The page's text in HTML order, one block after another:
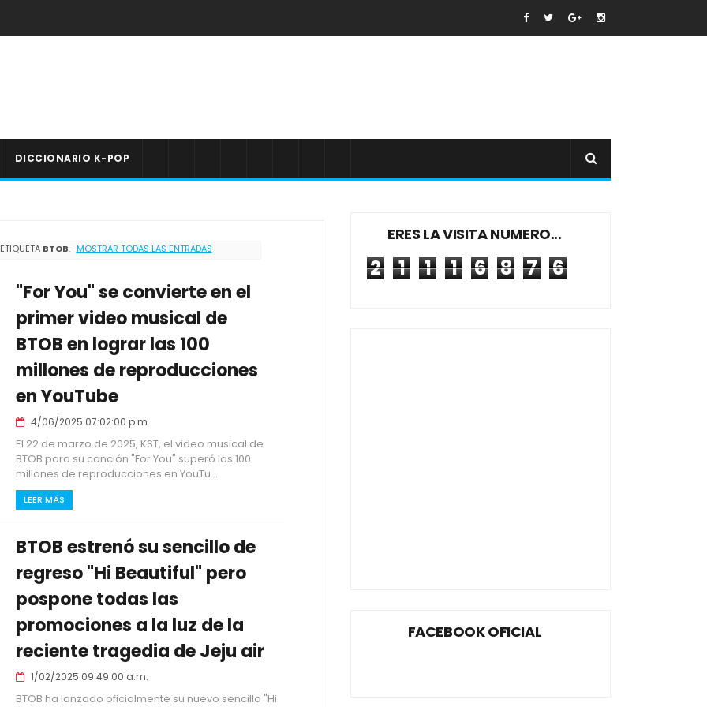
DICCIONARIO K-POP
BTOB. MOSTRAR TODAS LAS ENTRADAS
"For You" se convierte en el
primer video musical de
BTOB en lograr las 100
millones de reproducciones
en YouTube
4/06/2025 07:02:00 p.m.
El 22 de marzo de 2025, KST, el video musical de
BTOB para su canción "For You" superó las 100
millones de reproducciones en YouTu...
LEER MÁS
BTOB estrenó su sencillo de
regreso "Hi Beautiful" pero
pospone todas las
promociones a la luz de la
reciente tragedia de Jeju air
1/02/2025 09:49:00 a.m.
BTOB ha lanzado oficialmente su nuevo sencillo "Hi
ERES LA VISITA NUMERO...
2 1 1 1 6 8 7 6
FACEBOOK OFICIAL